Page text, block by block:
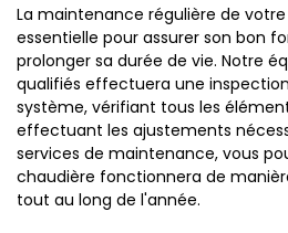
La maintenance régulière de
essentielle pour assurer son bon
prolonger sa durée de vie. Notre
qualifiés effectuera une
système, vérifiant tous les
effectuant les ajustements
services de maintenance, vous
chaudière fonctionnera de
tout au long de l'année.